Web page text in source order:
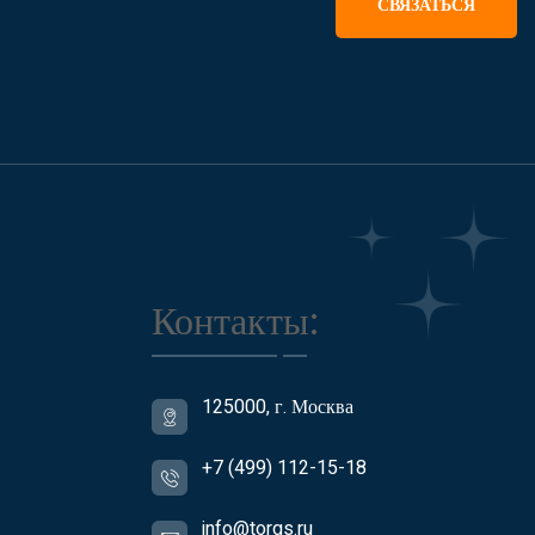
Контакты:
125000, г. Москва
+7 (499) 112-15-18
info@torgs.ru